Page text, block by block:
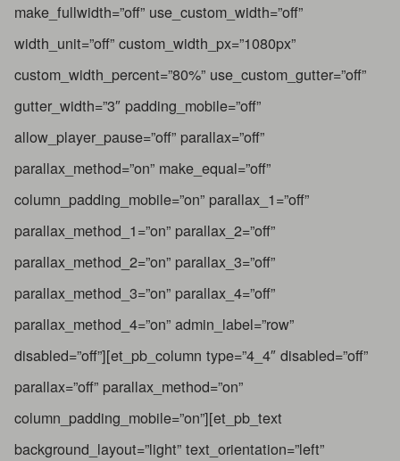
make_fullwidth=”off” use_custom_width=”off”
width_unit=”off” custom_width_px=”1080px”
custom_width_percent=”80%” use_custom_gutter=”off”
gutter_width=”3″ padding_mobile=”off”
allow_player_pause=”off” parallax=”off”
parallax_method=”on” make_equal=”off”
column_padding_mobile=”on” parallax_1=”off”
parallax_method_1=”on” parallax_2=”off”
parallax_method_2=”on” parallax_3=”off”
parallax_method_3=”on” parallax_4=”off”
parallax_method_4=”on” admin_label=”row”
disabled=”off”][et_pb_column type=”4_4″ disabled=”off”
parallax=”off” parallax_method=”on”
column_padding_mobile=”on”][et_pb_text
background_layout=”light” text_orientation=”left”